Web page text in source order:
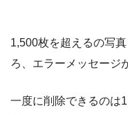
1,500枚を超えるの写
ろ、エラーメッセージ
一度に削除できるのは